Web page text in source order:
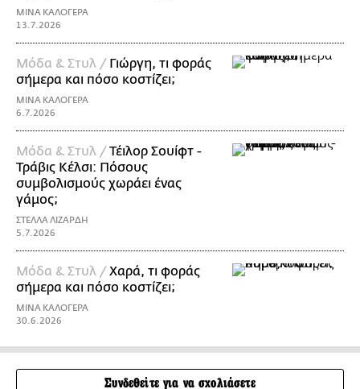
ΜΙΝΑ ΚΑΛΟΓΕΡΑ
13.7.2026
Μόδα & Στυλ / Γιώργη, τι φοράς
σήμερα και πόσο κοστίζει;
ΜΙΝΑ ΚΑΛΟΓΕΡΑ
6.7.2026
Μόδα & Στυλ /Τέιλορ Σουίφτ -
Τράβις Κέλσι: Πόσους
συμβολισμούς χωράει ένας
γάμος;
ΣΤΕΛΛΑ ΛΙΖΑΡΔΗ
5.7.2026
Μόδα & Στυλ /Χαρά, τι φοράς
σήμερα και πόσο κοστίζει;
ΜΙΝΑ ΚΑΛΟΓΕΡΑ
30.6.2026
Συνδεθείτε για να σχολιάσετε